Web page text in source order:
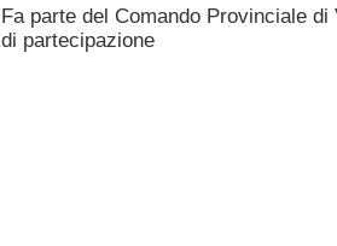
Fa parte del Comando Provinciale
di partecipazione